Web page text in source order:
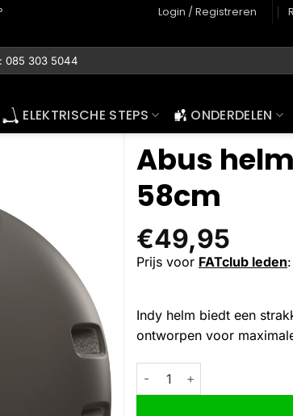
Login / Registreren
ELEKTRISCHE STEPS ONDERDELEN
Abus
58cm
€49,95
Prijs voor FATclub leden:
Indy helm biedt een
ontworpen voor
Abus helm Indy velvet
Alternative: